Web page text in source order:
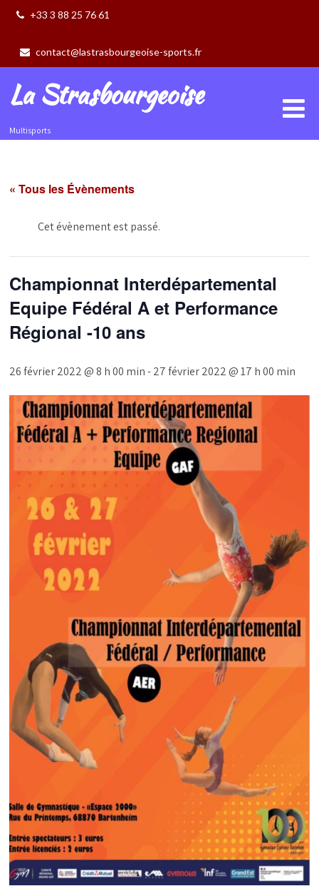
+33 3 88 25 76 61
contact@lastrasbourgeoise-sports.fr
La Strasbourgeoise
Multisports
« Tous les Évènements
Cet évènement est passé.
Championnat Interdépartemental
Equipe Fédéral A et Performance
Régional -10 ans
26 février 2022 @ 8 h 00 min-27 février 2022 @ 17 h 00 min